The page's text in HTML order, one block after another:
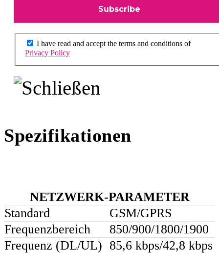
I have read and accept the terms and conditions of
Privacy Policy
Spezifikationen
NETZWERK-PARAMETER
Standard
GSM/GPRS
Frequenzbereich
850/900/1800/1900
Frequenz (DL/UL) 85,6 kbps/42,8 kbps